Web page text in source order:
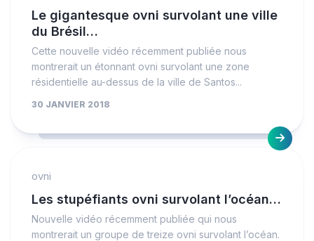
Le gigantesque ovni survolant une ville
du Brésil…
Cette nouvelle vidéo récemment publiée nous
montrerait un étonnant ovni survolant une zone
résidentielle au-dessus de la ville de Santos...
30 JANVIER 2018
ovni
Les stupéfiants ovni survolant l’océan…
Nouvelle vidéo récemment publiée qui nous
montrerait un groupe de treize ovni survolant l’océan.